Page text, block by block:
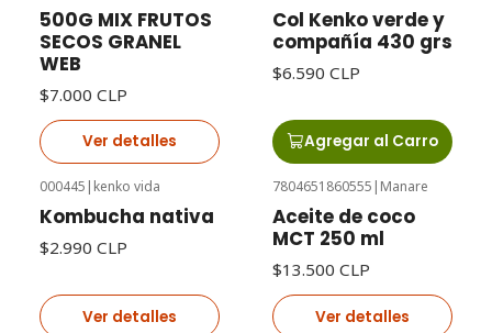
500G MIX FRUTOS
SECOS GRANEL
WEB
$7.000 CLP
Ver detalles
Col Kenko verde y
compañía 430 grs
$6.590 CLP
Agregar al Carro
000445 | kenko vida
Kombucha nativa
$2.990 CLP
Ver detalles
7804651860555 | Manare
Aceite de coco
MCT 250 ml
$13.500 CLP
Ver detalles